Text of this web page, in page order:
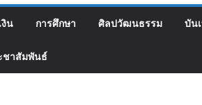
โครงการ ประกวดอัตลักษณ์อาหารภูมิภาค “
ต้นตำรับ 4 ภูมิภาค ดัน Soft Power สู่ระดับ
น การศึกษา ศิลปวัฒนธรรม บัน
ชาสัมพันธ์